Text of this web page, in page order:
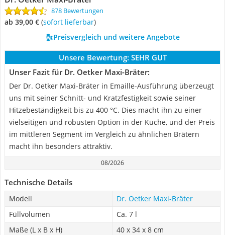
878 Bewertungen
ab 39,00 € ( Sofort lieferbar)
Preisvergleich und weitere Angebote
Unsere Bewertung: SEHR GUT
Unser Fazit für Dr. Oetker Maxi-Bräter:
Der Dr. Oetker Maxi-Bräter in Emaille-Ausführung überzeugt
uns mit seiner Schnitt- und Kratzfestigkeit sowie seiner
Hitzebeständigkeit bis zu 400 °C. Dies macht ihn zu einer
vielseitigen und robusten Option in der Küche, und der Preis
im mittleren Segment im Vergleich zu ähnlichen Brätern
macht ihn besonders attraktiv.
08/2026
Technische Details
Modell
Dr. Oetker Maxi-Bräter
Füllvolumen
Ca. 7 l
Maße (L x B x H)
40 x 34 x 8 cm